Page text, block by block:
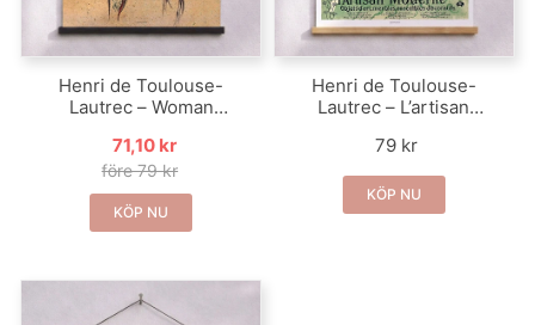
Henri de Toulouse-
Lautrec – Woman
Stocking
71,10 kr
före 79 kr
KÖP NU
Henri de Toulouse-
Lautrec – L’artisan
79 kr
KÖP NU